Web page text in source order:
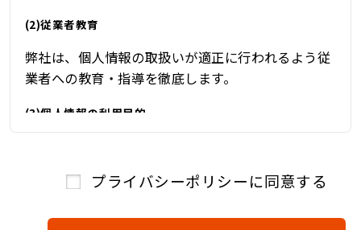
(2)従業者教育
弊社は、個人情報の取扱いが適正に行われるよう従
業者への教育・指導を徹底します。
(3)個人情報の利用目的
で、適法かつ公正に利用し、その他の目的に利用す
プライバシーポリシーに同意する